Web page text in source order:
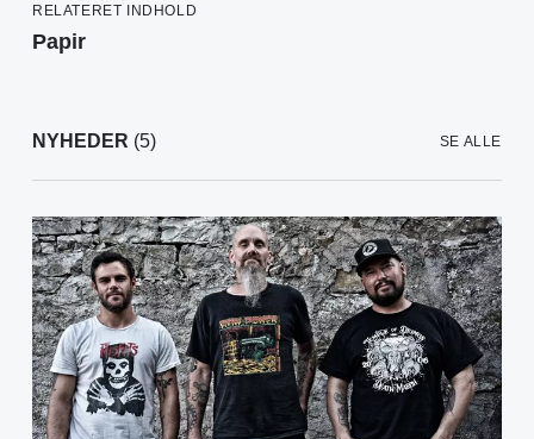
RELATERET INDHOLD
Papir
NYHEDER (5) SE ALLE